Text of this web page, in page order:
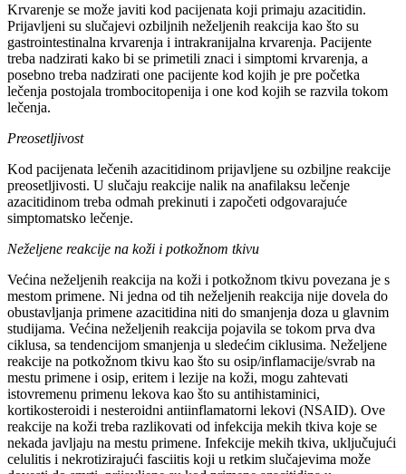
Krvarenje se može javiti kod pacijenata koji primaju azacitidin.
Prijavljeni su slučajevi ozbiljnih neželjenih reakcija kao što su
gastrointestinalna krvarenja i intrakranijalna krvarenja. Pacijente
treba nadzirati kako bi se primetili znaci i simptomi krvarenja, a
posebno treba nadzirati one pacijente kod kojih je pre početka
lečenja postojala trombocitopenija i one kod kojih se razvila tokom
lečenja.
Preosetljivost
Kod pacijenata lečenih azacitidinom prijavljene su ozbiljne reakcije
preosetljivosti. U slučaju reakcije nalik na anafilaksu lečenje
azacitidinom treba odmah prekinuti i započeti odgovarajuće
simptomatsko lečenje.
Neželjene reakcije na koži i potkožnom tkivu
Većina neželjenih reakcija na koži i potkožnom tkivu povezana je s
mestom primene. Ni jedna od tih neželjenih reakcija nije dovela do
obustavljanja primene azacitidina niti do smanjenja doza u glavnim
studijama. Većina neželjenih reakcija pojavila se tokom prva dva
ciklusa, sa tendencijom smanjenja u sledećim ciklusima. Neželjene
reakcije na potkožnom tkivu kao što su osip/inflamacije/svrab na
mestu primene i osip, eritem i lezije na koži, mogu zahtevati
istovremenu primenu lekova kao što su antihistaminici,
kortikosteroidi i nesteroidni antiinflamatorni lekovi (NSAID). Ove
reakcije na koži treba razlikovati od infekcija mekih tkiva koje se
nekada javljaju na mestu primene. Infekcije mekih tkiva, uključujući
celulitis i nekrotizirajući fasciitis koji u retkim slučajevima može